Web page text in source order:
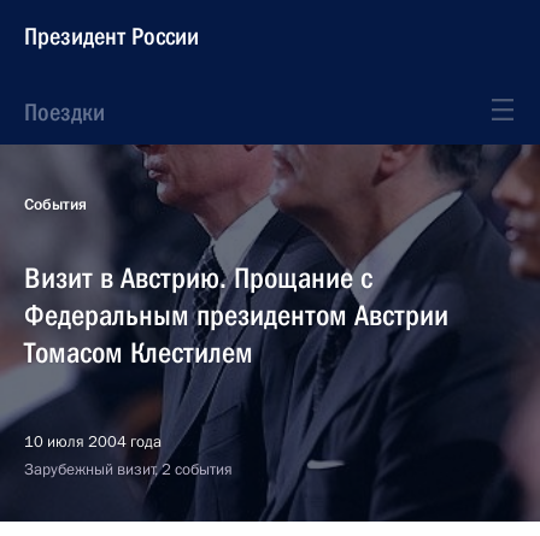
Президент России
Поездки
События
Визит в Австрию. Прощание с
Федеральным президентом Австрии
Томасом Клестилем
10 июля 2004 года
Зарубежный визит, 2 события